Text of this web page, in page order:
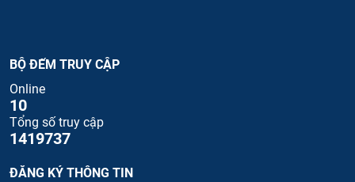
BỘ ĐẾM TRUY CẬP
Online
10
Tổng số truy cập
1419737
ĐĂNG KÝ THÔNG TIN